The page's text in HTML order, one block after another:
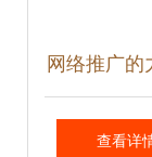
网络推广的
畅科技为您
查看详